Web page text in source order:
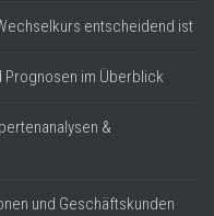
entscheidend ist
Prognosen im Überblick
&
und Geschäftskunden